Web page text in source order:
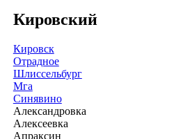
Кировский
Кировск
Отрадное
Шлиссельбург
Мга
Синявино
Александровка
Алексеевка
Апраксин